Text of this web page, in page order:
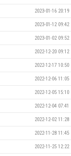
2023-01-16 20:19
2023-01-12 09:42
2023-01-02 09:52
2022-12-20 09:12
2022-12-17 10:50
2022-12-06 11:05
2022-12-05 15:10
2022-12-04 07:41
2022-12-02 11:28
2022-11-28 11:45
2022-11-25 12:22